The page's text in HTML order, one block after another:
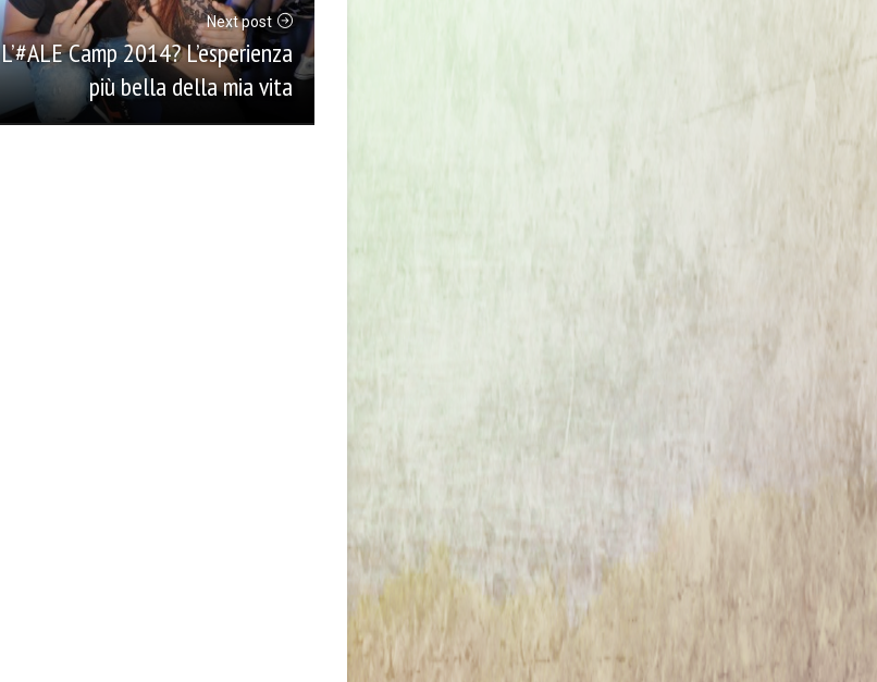
Next post
L’#ALE Camp 2014? L’esperienza
più bella della mia vita